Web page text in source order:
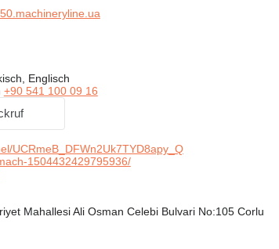
Englisch
+90 541 100 09 16
UCRmeB_DFWn2Uk7TYD8apy_Q
1504432429795936/
Mahallesi Ali Osman Celebi Bulvari No:105 Corlu